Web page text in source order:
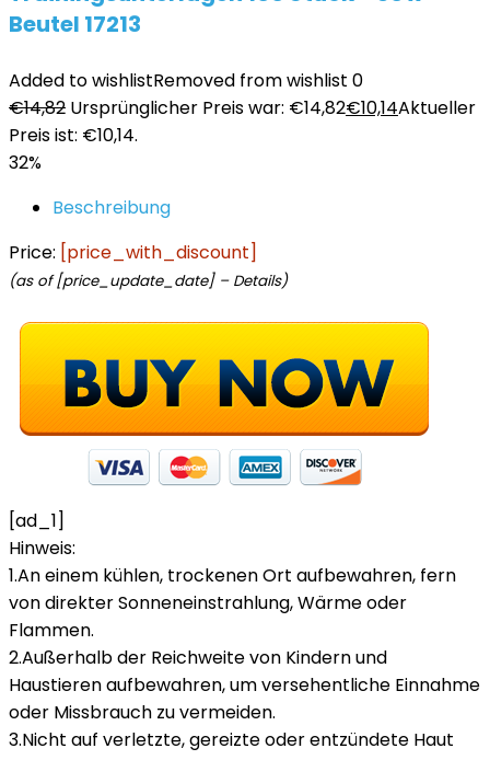
Beutel 17213
Added to wishlistRemoved from wishlist 0
€14,82 Ursprünglicher Preis war: €14,82€10,14Aktueller
Preis ist: €10,14.
32%
Beschreibung
Price: [price_with_discount]
(as of [price_update_date] – Details)
[ad_1]
Hinweis:
1.An einem kühlen, trockenen Ort aufbewahren, fern
von direkter Sonneneinstrahlung, Wärme oder
Flammen.
2.Außerhalb der Reichweite von Kindern und
Haustieren aufbewahren, um versehentliche Einnahme
oder Missbrauch zu vermeiden.
3.Nicht auf verletzte, gereizte oder entzündete Haut